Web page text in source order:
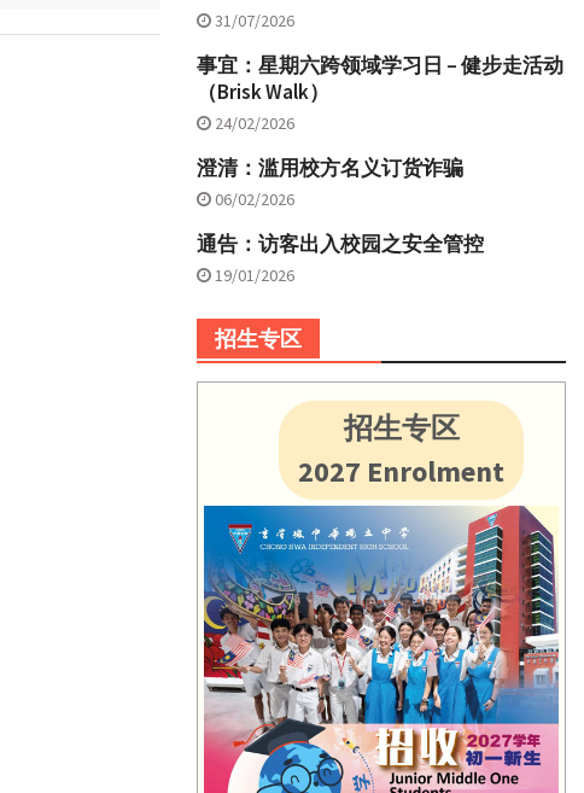
31/07/2026
事宜：星期六跨领域学习日 – 健步走活动
（Brisk Walk）
24/02/2026
澄清：滥用校方名义订货诈骗
06/02/2026
通告：访客出入校园之安全管控
19/01/2026
招生专区
招生专区
2027 Enrolment